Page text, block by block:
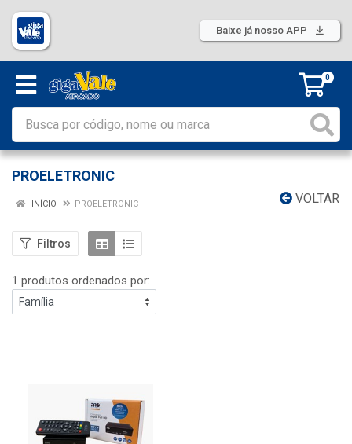
Baixe já nosso APP
0
PROELETRONIC
VOLTAR
INÍCIO PROELETRONIC
Filtros
1 produtos ordenados por: